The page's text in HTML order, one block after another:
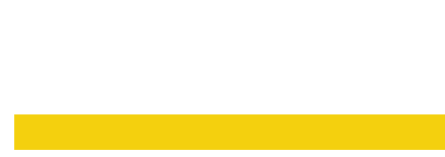
- Fabriquée à partir de matériaux de qualité supérieure pour
- Boucle de ceinture solide pour un ajustement sûr et